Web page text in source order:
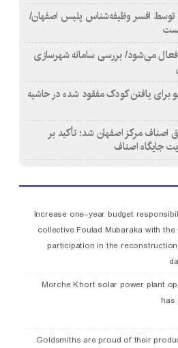
آزادی توسط افسر وظیفه‌شناس پلیس اصفهان/
می‌شود/ بررسی سامانه شهرسازی
یافتن کودک مفقود شده در حاشیه
اصناف مرکز اصفهان شد؛ تأکید بر
جایگاه اصناف
Increase one-year budget
collective Foulad Mubaraka with
participation in the
Morche Khort solar power plant
has
Goldsmiths are proud of their